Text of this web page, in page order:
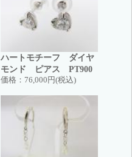
ハートモチーフ ダイヤ
モンド ピアス PT900
価格： 76,000円(税込)